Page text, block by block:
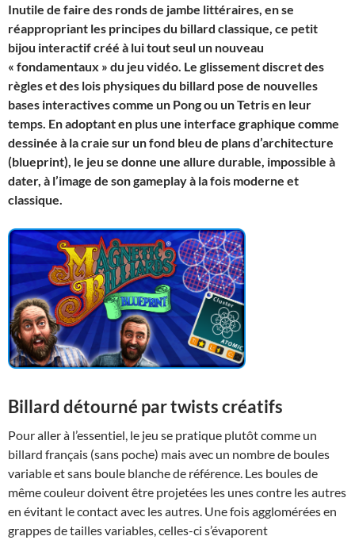
Inutile de faire des ronds de jambe littéraires, en se
réappropriant les principes du billard classique, ce petit
bijou interactif créé à lui tout seul un nouveau
« fondamentaux » du jeu vidéo. Le glissement discret des
règles et des lois physiques du billard pose de nouvelles
bases interactives comme un Pong ou un Tetris en leur
temps. En adoptant en plus une interface graphique comme
dessinée à la craie sur un fond bleu de plans d’architecture
(blueprint), le jeu se donne une allure durable, impossible à
dater, à l’image de son gameplay à la fois moderne et
classique.
Billard détourné par twists créatifs
Pour aller à l’essentiel, le jeu se pratique plutôt comme un
billard français (sans poche) mais avec un nombre de boules
variable et sans boule blanche de référence. Les boules de
même couleur doivent être projetées les unes contre les autres
en évitant le contact avec les autres. Une fois agglomérées en
grappes de tailles variables, celles-ci s’évaporent